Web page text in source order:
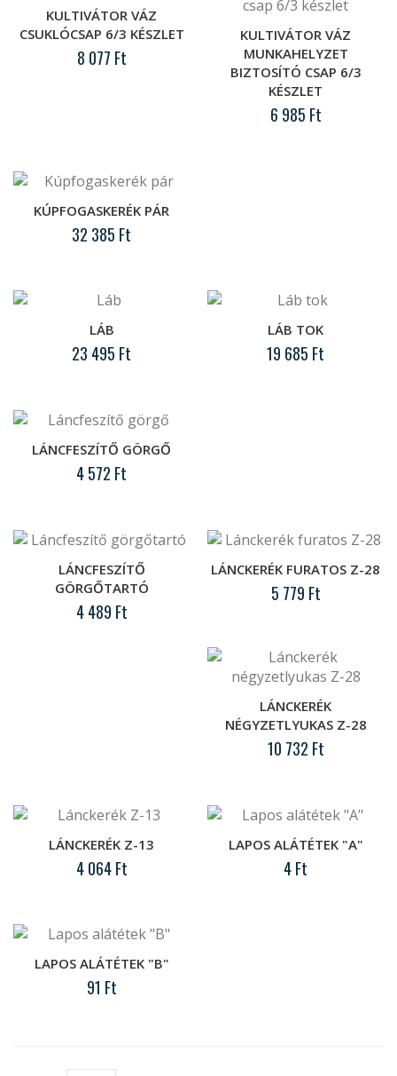
Kultivátor váz csuklócsap 6/3 készlet
Kultivátor váz munkahelyzet biztosító
..
Láb
Láb tok
..
Láncfeszítő görgő
Láncfeszítő görgőtartó
Lánckerék furatos Z-28
..
..
KULTIVÁTOR VÁZ
CSUKLÓCSAP 6/3 KÉSZLET
8 077 Ft
KULTIVÁTOR VÁZ
MUNKAHELYZET
BIZTOSÍTÓ CSAP 6/3
KÉSZLET
6 985 Ft
KÚPFOGASKERÉK PÁR
32 385 Ft
LÁB
23 495 Ft
LÁB TOK
19 685 Ft
LÁNCFESZÍTŐ GÖRGŐ
4 572 Ft
LÁNCFESZÍTŐ
GÖRGŐTARTÓ
4 489 Ft
LÁNCKERÉK FURATOS Z-28
5 779 Ft
LÁNCKERÉK
NÉGYZETLYUKAS Z-28
10 732 Ft
LÁNCKERÉK Z-13
4 064 Ft
LAPOS ALÁTÉTEK "A"
4 Ft
LAPOS ALÁTÉTEK "B"
91 Ft